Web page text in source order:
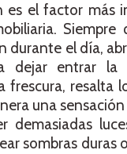
es el factor más
Siempre
durante el día,
dejar entrar la
frescura, resalta
una
demasiadas
sombras duras